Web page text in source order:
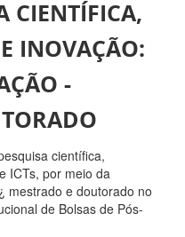
CIENTÍFICA,
INOVAÇÃO:
-
científica,
ICTs, por meio da
mestrado e doutorado no
de Bolsas de Pós-